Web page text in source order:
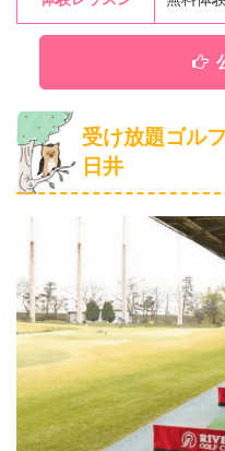
受け放題ゴル
日井